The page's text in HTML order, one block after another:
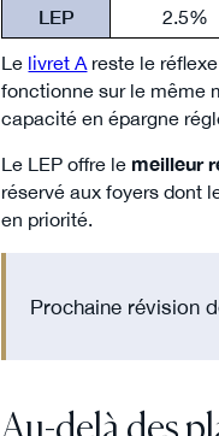
LEP
2.5%
Le livret A reste le
fonctionne sur le même
capacité en épargne
Le LEP offre le meilleur
réservé aux foyers dont
en priorité.
Prochaine révision